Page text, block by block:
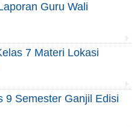
Guru Wali
7 Materi Lokasi
9 Semester Ganjil Edisi